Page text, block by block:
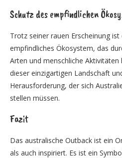
Schutz des empfindlichen
Trotz seiner rauen Erscheinung ist
empfindliches Ökosystem, das
Arten und menschliche
dieser einzigartigen Landschaft
Herausforderung, der sich
stellen müssen.
Fazit
Das australische Outback ist ein
als auch inspiriert. Es ist ein